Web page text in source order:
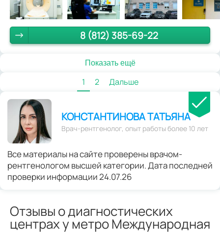
8 (812) 385-69-22
Показать ещё
1 2 Дальше
КОНСТАНТИНОВА ТАТЬЯНА
Врач-рентгенолог, опыт работы более 10 лет
Все материалы на сайте проверены врачом-
рентгенологом высшей категории. Дата последней
проверки информации 24.07.26
Отзывы о диагностических
центрах у метро Международная